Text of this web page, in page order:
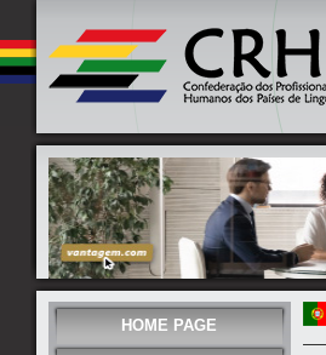
HOME PAGE